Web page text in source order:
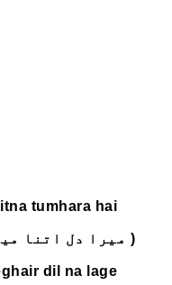
Mera dil utna mera
جتنا تمہارا ہے )
Khuda kare tera